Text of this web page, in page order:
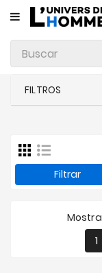
CATEGORÍA
Ropa
Interior
Ropa
Loungewear
FILTROS
Filtrar
1